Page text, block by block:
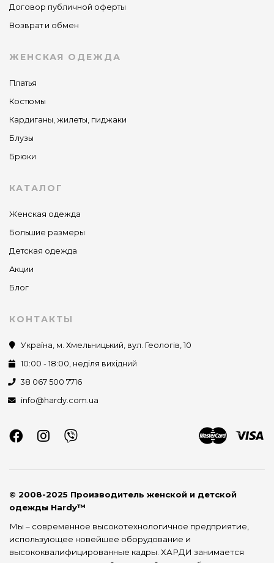
Договор публичной оферты
Возврат и обмен
ЖЕНСКАЯ ОДЕЖДА
Платья
Костюмы
Кардиганы, жилеты, пиджаки
Блузы
Брюки
КАТАЛОГ
Женская одежда
Большие размеры
Детская одежда
Акции
Блог
КОНТАКТЫ
Україна, м. Хмельницький, вул. Геологів, 10
10:00 - 18:00, неділя вихідний
38 067 500 7716
info@hardy.com.ua
© 2008-2025 Производитель женской и детской
одежды Hardy™
Мы – современное высокотехнологичное предприятие,
использующее новейшее оборудование и
высококвалифицированные кадры. ХАРДИ занимается